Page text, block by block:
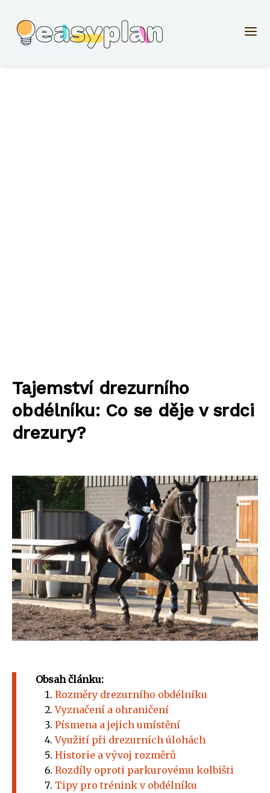
Tajemství drezurního
obdélníku: Co se děje v srdci
drezury?
Obsah článku:
Rozměry drezurního obdélníku
Vyznačení a ohraničení
Písmena a jejich umístění
Využití při drezurních úlohách
Historie a vývoj rozměrů
Rozdíly oproti parkurovému kolbišti
Tipy pro trénink v obdélníku